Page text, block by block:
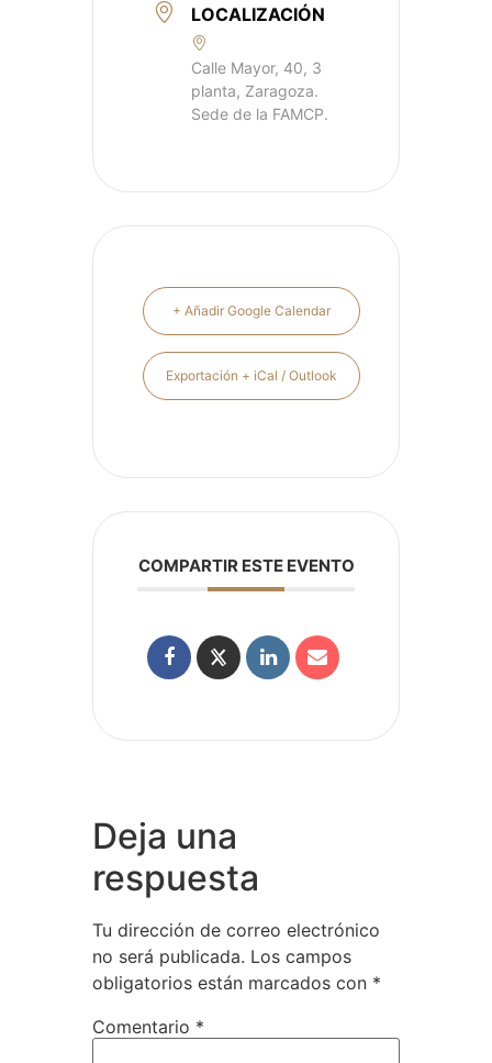
LOCALIZACIÓN
Calle Mayor, 40, 3
planta, Zaragoza.
Sede de la FAMCP.
+ Añadir Google Calendar
Exportación + iCal / Outlook
COMPARTIR ESTE EVENTO
Deja una
respuesta
Tu dirección de correo electrónico
no será publicada. Los campos
obligatorios están marcados con *
Comentario *